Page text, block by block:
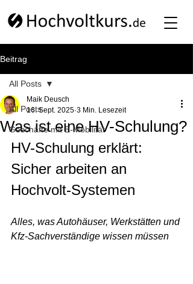
Beitrag
All Posts
Geschäfte mit E-Mobilität
All Posts
Was ist eine HV-Schulung?
Maik Deusch
16. Sept. 2025 3 Min. Lesezeit
HV-Schulung erklärt:
Sicher arbeiten an
Hochvolt-Systemen
Alles, was Autohäuser, Werkstätten und
Kfz-Sachverständige wissen müssen